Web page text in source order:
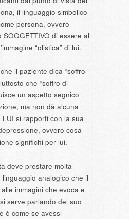
il linguaggio simbolico
persona, ovvero
di essere al
“olistica” di lui.
il paziente dica “soffro
che “soffro di
un aspetto segnico
ma non dà alcuna
si rapporti con la sua
ovvero cosa
significhi per lui.
deve prestare molta
analogico che il
immagini che evoca e
serve parlando del suo
è come se avessi